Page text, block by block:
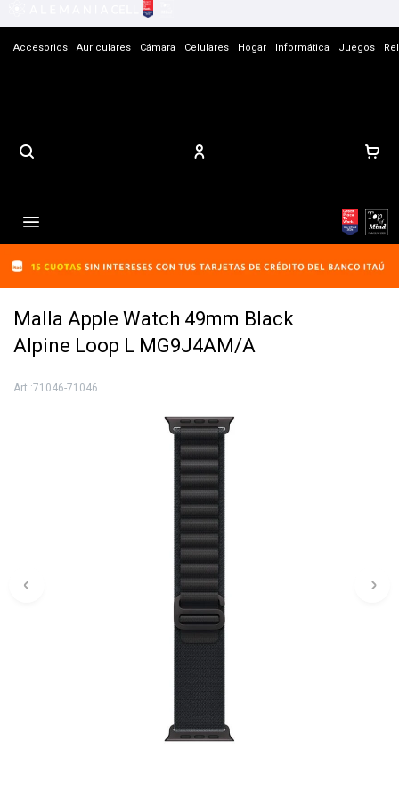
Accesorios Auriculares Cámara Celulares Hogar Informática Juegos

Malla Apple Watch 49mm Black
Alpine Loop L MG9J4AM/A
71046-71046